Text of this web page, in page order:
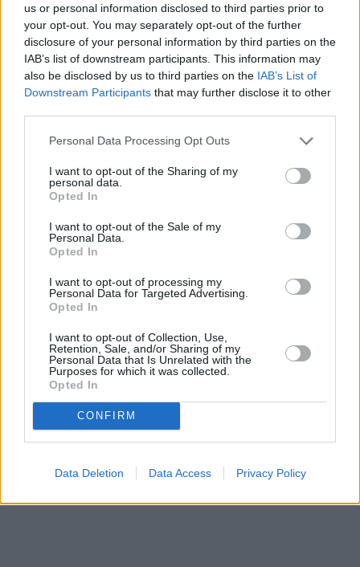
us or personal information disclosed to third parties prior to
your opt-out. You may separately opt-out of the further
disclosure of your personal information by third parties on the
IAB’s list of downstream participants. This information may
also be disclosed by us to third parties on the IAB’s List of
Downstream Participants that may further disclose it to other
Personal Data Processing Opt Outs
I want to opt-out of the Sharing of my
personal data.
Opted In
I want to opt-out of the Sale of my
Personal Data.
Opted In
I want to opt-out of processing my
Personal Data for Targeted Advertising.
Opted In
I want to opt-out of Collection, Use,
Retention, Sale, and/or Sharing of my
Personal Data that Is Unrelated with the
Purposes for which it was collected.
Opted In
CONFIRM
Data Deletion Data Access Privacy Policy
Damenketten: Angebote, kulturelle
Einflüsse und Modevorlieben
Tauchen Sie ein in die Welt der Damenhalsketten und entdecken Sie
die neuesten Trends, spannende Angebote und die Marktdynamik in
und Modevorlieben die Nachfrage nach Halsketten weltweit
beeinflussen.
2025-04-25Redazione
Weiterlesen